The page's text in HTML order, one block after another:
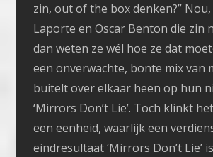
zin, out of the box denken?”
Laporte en Oscar Benton die zin
dan weten ze wél hoe ze dat
een onverwachte, bonte mix van
buitelt over elkaar heen op hun
‘Mirrors Don’t Lie’. Toch klinkt
een eenheid, waarlijk een
eindresultaat ‘Mirrors Don’t Lie’